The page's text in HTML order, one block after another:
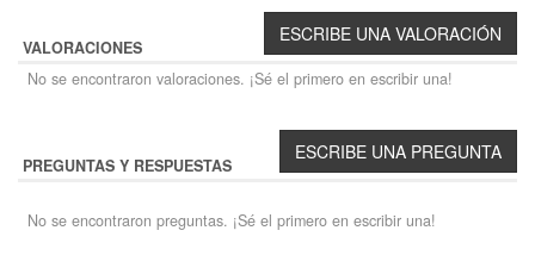
VALORACIONES
No se encontraron valoraciones. ¡Sé el primero en escribir una!
PREGUNTAS Y RESPUESTAS
No se encontraron preguntas. ¡Sé el primero en escribir una!